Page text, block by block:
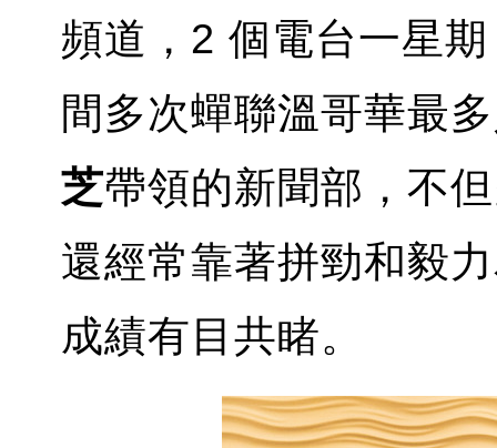
頻道，2 個電台一星
間多次蟬聯溫哥華最
芝帶領的新聞部，不
還經常靠著拼勁和毅
成績有目共睹。